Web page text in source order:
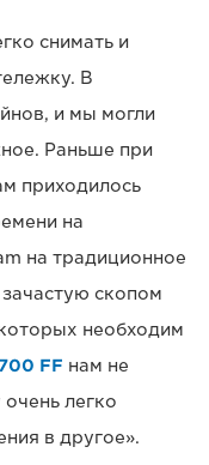
снимать и
В
и мы могли
Раньше при
приходилось
на
на традиционное
скопом
необходим
FF нам не
легко
в другое».